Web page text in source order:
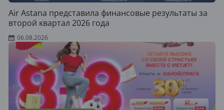
Air Astana представила финансовые результаты за
второй квартал 2026 года
06.08.2026